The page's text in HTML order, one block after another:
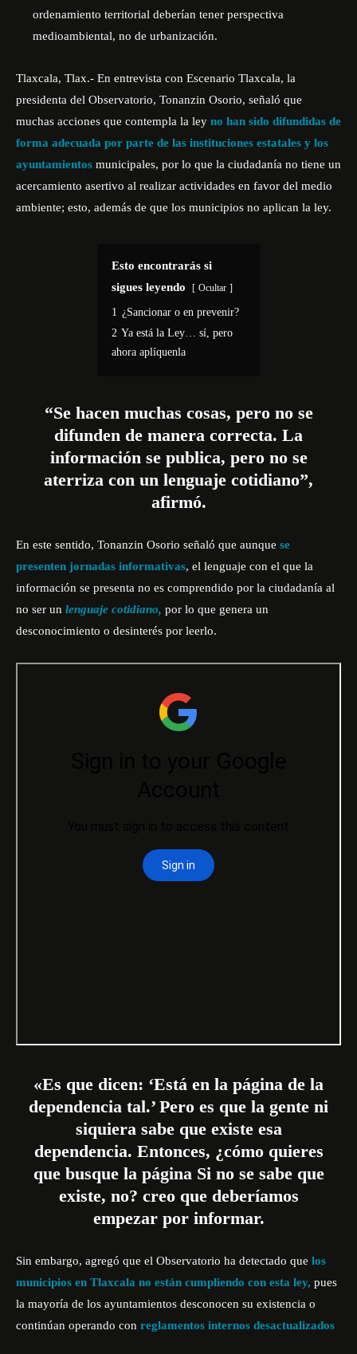
ordenamiento territorial deberían tener perspectiva
medioambiental, no de urbanización.
Tlaxcala, Tlax.- En entrevista con Escenario Tlaxcala, la
presidenta del Observatorio, Tonanzin Osorio, señaló que
muchas acciones que contempla la ley no han sido difundidas de
forma adecuada por parte de las instituciones estatales y los
ayuntamientos municipales, por lo que la ciudadanía no tiene un
acercamiento asertivo al realizar actividades en favor del medio
ambiente; esto, además de que los municipios no aplican la ley.
Esto encontrarás si
sigues leyendo
Ocultar
1 ¿Sancionar o en prevenir?
2 Ya está la Ley… sí, pero
ahora aplíquenla
“Se hacen muchas cosas, pero no se
difunden de manera correcta. La
información se publica, pero no se
aterriza con un lenguaje cotidiano”,
afirmó.
En este sentido, Tonanzin Osorio señaló que aunque se
presenten jornadas informativas, el lenguaje con el que la
información se presenta no es comprendido por la ciudadanía al
no ser un lenguaje cotidiano, por lo que genera un
desconocimiento o desinterés por leerlo.
«Es que dicen: ‘Está en la página de la
dependencia tal.’ Pero es que la gente ni
siquiera sabe que existe esa
dependencia. Entonces, ¿cómo quieres
que busque la página Si no se sabe que
existe, no? creo que deberíamos
empezar por informar.
Sin embargo, agregó que el Observatorio ha detectado que los
municipios en Tlaxcala no están cumpliendo con esta ley, pues
la mayoría de los ayuntamientos desconocen su existencia o
continúan operando con reglamentos internos desactualizados